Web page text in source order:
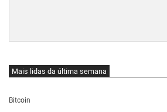
Mais lidas da última semana
Bitcoin